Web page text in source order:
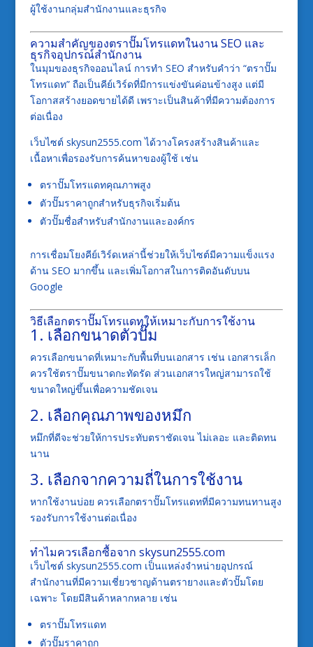
ผู้ใช้งานกลุ่มสำนักงานและธุรกิจ
ความสำคัญของตราปั๊มโทรแดทในงาน SEO และ
ธุรกิจอุปกรณ์สำนักงาน
ในมุมของธุรกิจออนไลน์ การทำ SEO สำหรับคำว่า “ตราปั๊ม
โทรแดท” ถือเป็นคีย์เวิร์ดที่มีการแข่งขันค่อนข้างสูง แต่มี
โอกาสสร้างยอดขายได้ดี เพราะเป็นสินค้าที่มีความต้องการ
ต่อเนื่อง
เว็บไซต์ skysun2555.com ได้วางโครงสร้างสินค้าและ
เนื้อหาเพื่อรองรับการค้นหาของผู้ใช้ เช่น
ตราปั๊มโทรแดทคุณภาพสูง
ตัวปั๊มราคาถูกสำหรับธุรกิจเริ่มต้น
ตัวปั๊มชื่อสำหรับสำนักงานและองค์กร
การเชื่อมโยงคีย์เวิร์ดเหล่านี้ช่วยให้เว็บไซต์มีความแข็งแรง
ด้าน SEO มากขึ้น และเพิ่มโอกาสในการติดอันดับบน
Google
วิธีเลือกตราปั๊มโทรแดทให้เหมาะกับการใช้งาน
1. เลือกขนาดตัวปั๊ม
ควรเลือกขนาดที่เหมาะกับพื้นที่บนเอกสาร เช่น เอกสารเล็ก
ควรใช้ตราปั๊มขนาดกะทัดรัด ส่วนเอกสารใหญ่สามารถใช้
ขนาดใหญ่ขึ้นเพื่อความชัดเจน
2. เลือกคุณภาพของหมึก
หมึกที่ดีจะช่วยให้การประทับตราชัดเจน ไม่เลอะ และติดทน
นาน
3. เลือกจากความถี่ในการใช้งาน
หากใช้งานบ่อย ควรเลือกตราปั๊มโทรแดทที่มีความทนทานสูง
รองรับการใช้งานต่อเนื่อง
ทำไมควรเลือกซื้อจาก skysun2555.com
เว็บไซต์ skysun2555.com เป็นแหล่งจำหน่ายอุปกรณ์
สำนักงานที่มีความเชี่ยวชาญด้านตรายางและตัวปั๊มโดย
เฉพาะ โดยมีสินค้าหลากหลาย เช่น
ตราปั๊มโทรแดท
ตัวปั๊มราคาถูก